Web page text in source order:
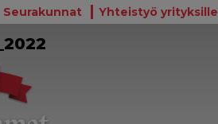
Seurakunnat Yhteistyö yrityksille